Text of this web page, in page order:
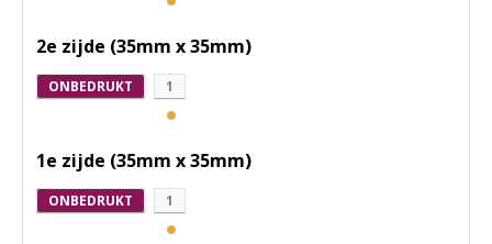
2e zijde (35mm x 35mm)
ONBEDRUKT 1
1e zijde (35mm x 35mm)
ONBEDRUKT 1